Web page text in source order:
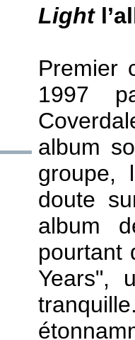
Light
Premier
1997
album
groupe,
doute
album
pourtant
Years",